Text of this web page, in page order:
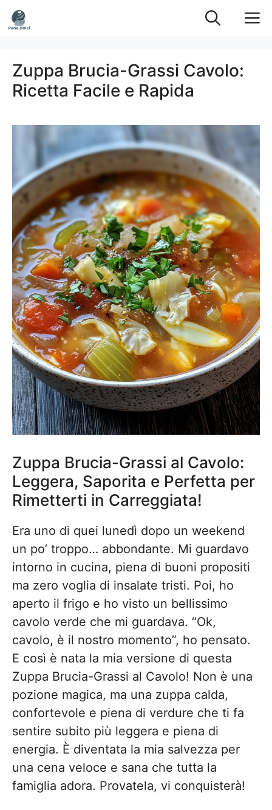
Vai
al
Zuppa Brucia-Grassi Cavolo:
Ricetta Facile e Rapida
Zuppa Brucia-Grassi al Cavolo:
Leggera, Saporita e Perfetta per
Rimetterti in Carreggiata!
Era uno di quei lunedì dopo un weekend
un po’ troppo… abbondante. Mi guardavo
intorno in cucina, piena di buoni propositi
ma zero voglia di insalate tristi. Poi, ho
aperto il frigo e ho visto un bellissimo
cavolo verde che mi guardava. “Ok,
cavolo, è il nostro momento”, ho pensato.
E così è nata la mia versione di questa
Zuppa Brucia-Grassi al Cavolo! Non è una
pozione magica, ma una zuppa calda,
confortevole e piena di verdure che ti fa
sentire subito più leggera e piena di
energia. È diventata la mia salvezza per
una cena veloce e sana che tutta la
famiglia adora. Provatela, vi conquisterà!